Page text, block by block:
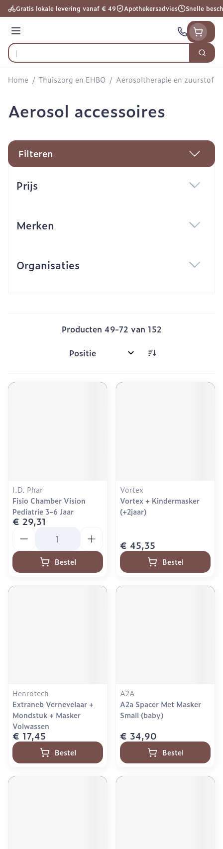
Ga naar de inhoud
Gratis lokale levering vanaf € 49 Apothekersadvies Snelle
Menu
Product, merk, categorie...
Zoek
Home / Thuiszorg en EHBO / Aerosoltherapie en zuurstof
Aerosol accessoires
Filteren
Prijs
Merken
Organisaties
Producten 49-72 van 152
Sorteer op:
I.D. Phar
Fisio Chamber Vision
Pediatrie 3-6 Jaar
€ 29,31
Bestel
Vortex
Vortex + Kindermasker
(+2jaar)
€ 45,35
Bestel
Henrotech
Extraneb Vernevelaar +
Mondstuk + Masker
Volwassen
€ 17,45
Bestel
A2A
A2a Spacer Met Masker
Small (baby)
€ 34,90
Bestel